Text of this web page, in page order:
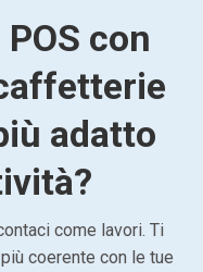
con
adatto
come lavori. Ti
coerente con le tue